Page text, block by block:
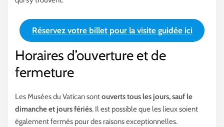
Réservez votre billet pour la visite guidée ici
Horaires d’ouverture et de
fermeture
Les Musées du Vatican sontouverts tous les jours, sauf le
dimanche et jours fériés. Il est possible que les lieux soient
également fermés pour des raisons exceptionnelles.